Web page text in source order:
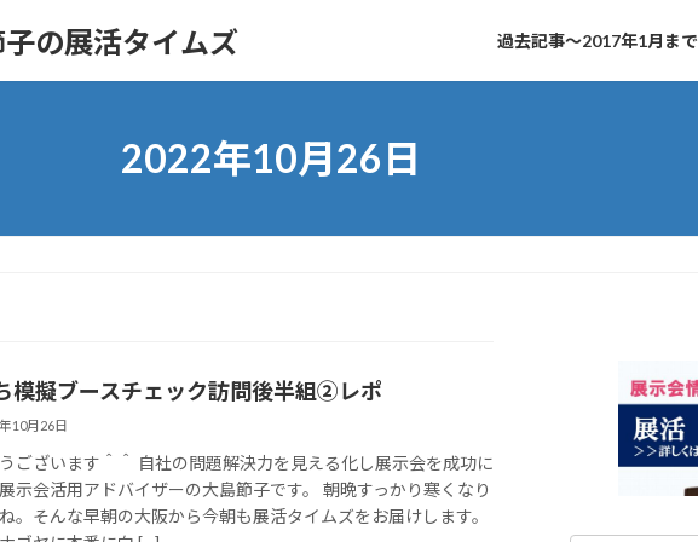
の展活タイムズ 過去記事～2017年1月まで
2022年10月26日
模擬ブースチェック訪問後半組②レポ
10月26日
ございます＾＾ 自社の問題解決力を見える化し展示会を成功に
示会活用アドバイザーの大島節子です。 朝晩すっかり寒くなり
。そんな早朝の大阪から今朝も展活タイムズをお届けします。